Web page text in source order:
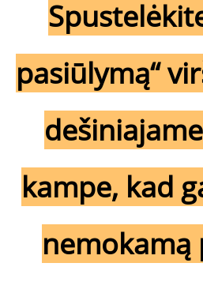
pasiūlymą“
kampe, kad
nemokamą